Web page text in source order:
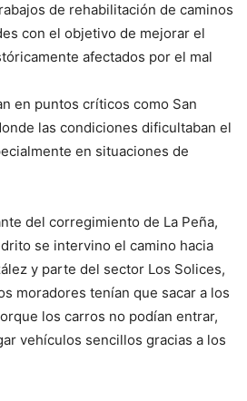
de rehabilitación de caminos
con el objetivo de mejorar el
afectados por el mal
en puntos críticos como San
las condiciones dificultaban el
en situaciones de
del corregimiento de La Peña,
se intervino el camino hacia
y parte del sector Los Solices,
moradores tenían que sacar a los
los carros no podían entrar,
vehículos sencillos gracias a los